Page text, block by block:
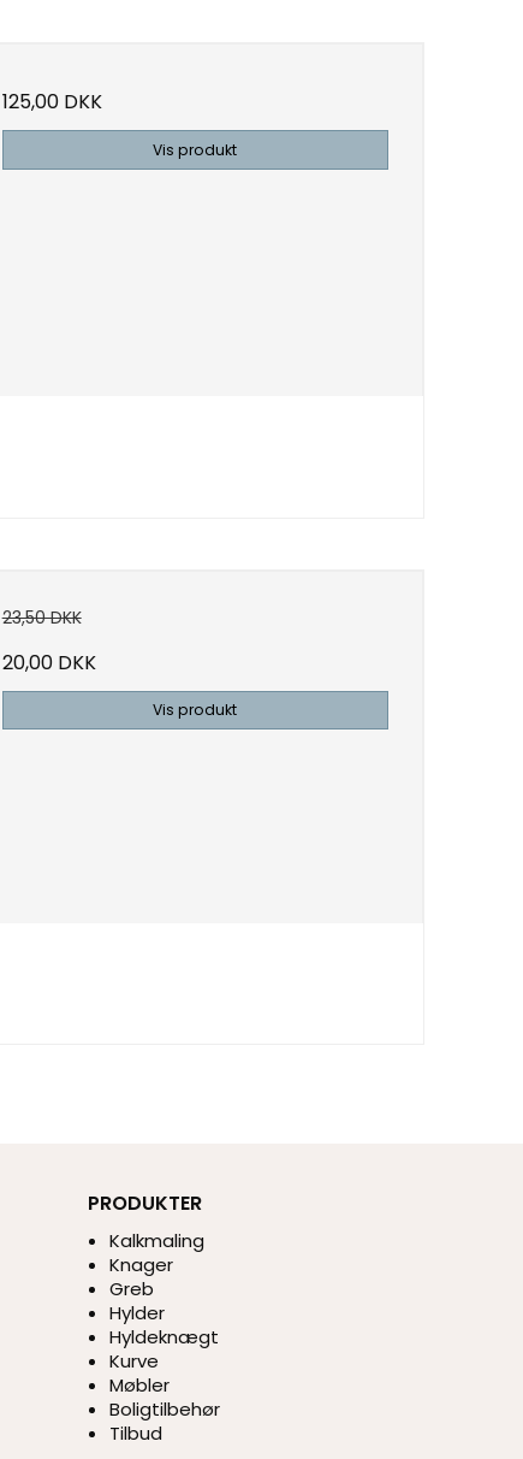
125,00 DKK
Vis produkt
23,50 DKK
20,00 DKK
Vis produkt
PRODUKTER
Kalkmaling
Knager
Greb
Hylder
Hyldeknægt
Kurve
Møbler
Boligtilbehør
Tilbud